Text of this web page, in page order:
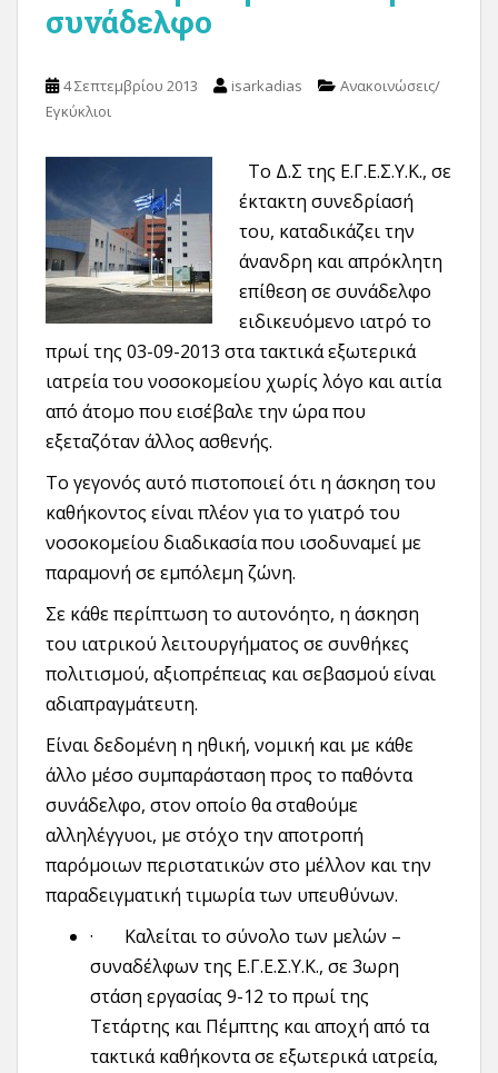
συνάδελφο
4 Σεπτεμβρίου 2013 isarkadias
Ανακοινώσεις/
Εγκύκλιοι
Το Δ.Σ της Ε.Γ.Ε.Σ.Υ.Κ., σε
έκτακτη συνεδρίασή
του, καταδικάζει την
άνανδρη και απρόκλητη
επίθεση σε συνάδελφο
ειδικευόμενο ιατρό το
πρωί της 03-09-2013 στα τακτικά εξωτερικά
ιατρεία του νοσοκομείου χωρίς λόγο και αιτία
από άτομο που εισέβαλε την ώρα που
εξεταζόταν άλλος ασθενής.
Το γεγονός αυτό πιστοποιεί ότι η άσκηση του
καθήκοντος είναι πλέον για το γιατρό του
νοσοκομείου διαδικασία που ισοδυναμεί με
παραμονή σε εμπόλεμη ζώνη.
Σε κάθε περίπτωση το αυτονόητο, η άσκηση
του ιατρικού λειτουργήματος σε συνθήκες
πολιτισμού, αξιοπρέπειας και σεβασμού είναι
αδιαπραγμάτευτη.
Είναι δεδομένη η ηθική, νομική και με κάθε
άλλο μέσο συμπαράσταση προς το παθόντα
συνάδελφο, στον οποίο θα σταθούμε
αλληλέγγυοι, με στόχο την αποτροπή
παρόμοιων περιστατικών στο μέλλον και την
παραδειγματική τιμωρία των υπευθύνων.
·
Καλείται το σύνολο των μελών –
συναδέλφων της Ε.Γ.Ε.Σ.Υ.Κ., σε 3ωρη
στάση εργασίας 9-12 το πρωί της
Τετάρτης και Πέμπτης και αποχή από τα
τακτικά καθήκοντα σε εξωτερικά ιατρεία,